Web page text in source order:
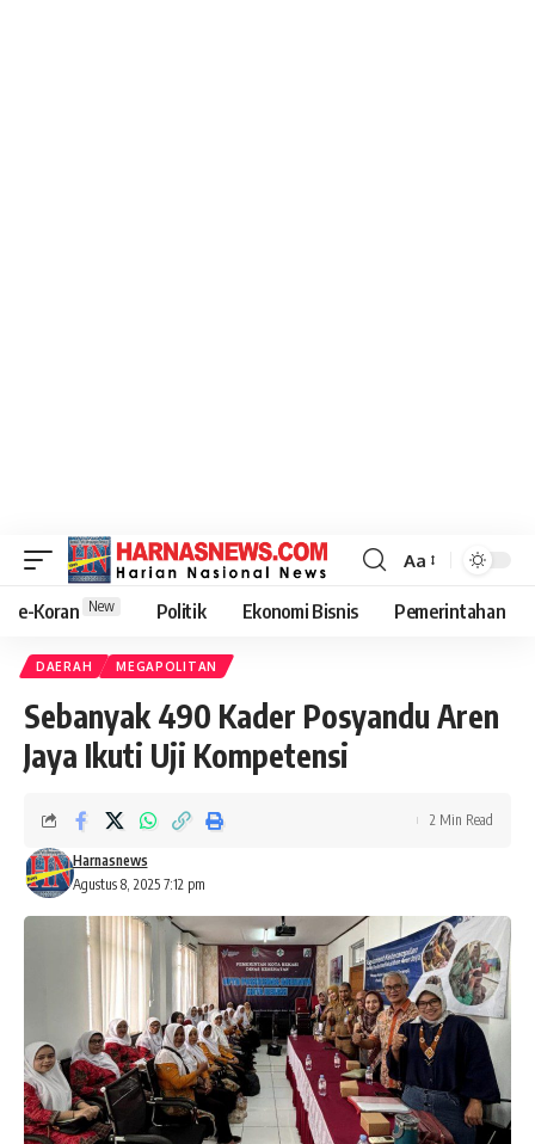
Aa
e-Koran New Politik Ekonomi Bisnis Pemerintahan
DAERAH MEGAPOLITAN
Sebanyak 490 Kader Posyandu Aren
Jaya Ikuti Uji Kompetensi
Agustus 8, 2025 7:12 pm
Harnasnews
2 Min Read